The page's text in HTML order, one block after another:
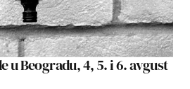
u Beogradu, 4, 5. i 6. avgust